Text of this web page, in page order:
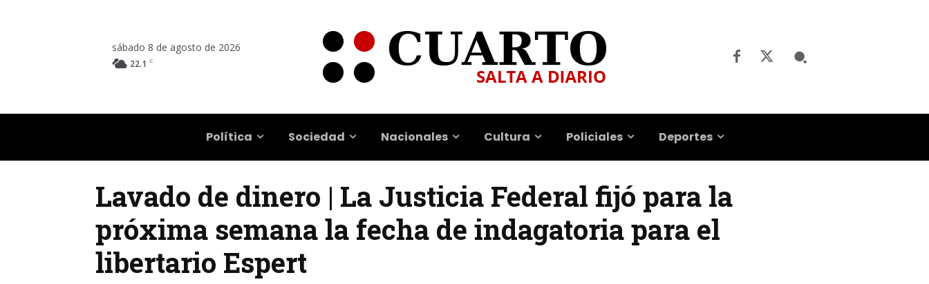
sábado 8 de agosto de 2026
22.1 C
Política Sociedad Nacionales Cultura Policiales Deportes
Lavado de dinero | La Justicia Federal fijó para la
próxima semana la fecha de indagatoria para el
libertario Espert